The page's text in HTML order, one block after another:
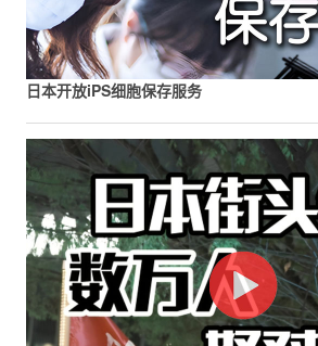
日本开放iPS细胞保存服务